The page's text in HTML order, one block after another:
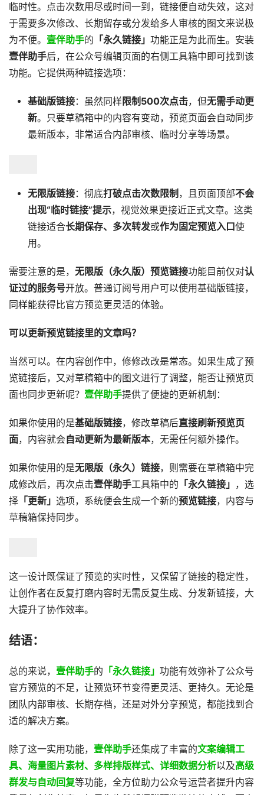
临时性。点击次数用尽或时间一到，链接便自动失效，这对
于需要多次修改、长期留存或分发给多人审核的图文来说极
为不便。 壹伴助手的 「永久链接」 功能正是为此而生。安装
壹伴助手后，在公众号编辑页面的右侧工具箱中即可找到该
功能。它提供两种链接选项：
基础版链接：虽然同样限制500次点击，但无需手动更
新。只要草稿箱中的内容有变动，预览页面会自动同步
最新版本，非常适合内部审核、临时分享等场景。
无限版链接：彻底打破点击次数限制 ，且页面顶部不会
出现“临时链接”提示，视觉效果更接近正式文章。这类
链接适合长期保存、多次转发或作为固定预览入口使
用。
需要注意的是， 无限版（永久版）预览链接功能目前仅对认
证过的服务号开放。普通订阅号用户可以使用基础版链接，
同样能获得比官方预览更灵活的体验。
可以更新预览链接里的文章吗？
当然可以。在内容创作中，修修改改是常态。如果生成了预
览链接后，又对草稿箱中的图文进行了调整，能否让预览页
面也同步更新呢？ 壹伴助手提供了便捷的更新机制：
如果你使用的是基础版链接，修改草稿后直接刷新预览页
面，内容就会自动更新为最新版本，无需任何额外操作。
如果你使用的是无限版（永久）链接，则需要在草稿箱中完
成修改后，再次点击壹伴助手工具箱中的 「永久链接」 ，选
择 「更新」 选项，系统便会生成一个新的预览链接，内容与
草稿箱保持同步。
这一设计既保证了预览的实时性，又保留了链接的稳定性，
让创作者在反复打磨内容时无需反复生成、分发新链接，大
大提升了协作效率。
结语：
总的来说， 壹伴助手的 「永久链接」 功能有效弥补了公众号
官方预览的不足，让预览环节变得更灵活、更持久。无论是
团队内部审核、长期存档，还是对外分享预览，都能找到合
适的解决方案。
除了这一实用功能， 壹伴助手还集成了丰富的文案编辑工
具、海量图片素材、多样排版样式、详细数据分析以及高级
群发与自动回复等功能，全方位助力公众号运营者提升内容